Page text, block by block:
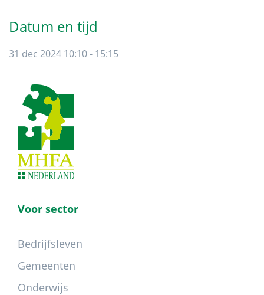
Datum en tijd
31 dec 2024 10:10 - 15:15
Footer
Voor sector
Bedrijfsleven
Gemeenten
Onderwijs